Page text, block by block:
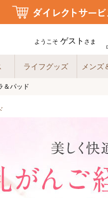
ようこそ ゲスト さま
ライフグッズ メンズ
＆パッド